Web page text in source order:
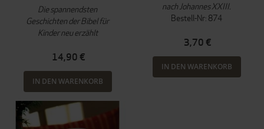
Die spannendsten
Geschichten der Bibel für
Kinder neu erzählt
14,90 €
IN DEN WARENKORB
nach Johannes XXIII.
Bestell-Nr: 874
3,70 €
IN DEN WARENKORB